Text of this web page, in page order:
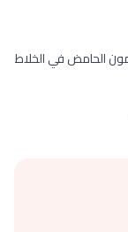
الحامض في الخلاط